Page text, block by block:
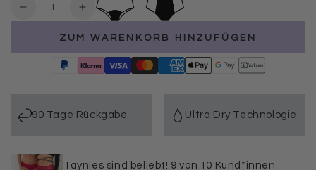
Verringere
Menge
für
Taynie
Erhöhe
Menge
für
7er
Taynie
ZUM WARENKORB HINZUFÜGEN
90 Tage Rückgabe Ultra Dry Technologie
Taynies sind beliebt! 9 von 10 Kund*innen